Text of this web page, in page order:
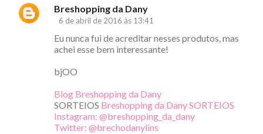
C
Breshopping da Dany
6 de abril de 2016 às 13:41
Eu nunca fui de acreditar nesses produtos, mas
achei esse bem interessante!
bjOO
Blog Breshopping da Dany
SORTEIOS Breshopping da Dany SORTEIOS
Instagram: @breshopping_da_dany
Twitter: @brechodanylins